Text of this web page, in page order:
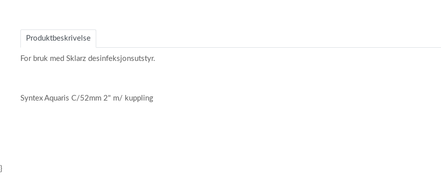
of
Produktbeskrivelse
For bruk med Sklarz desinfeksjonsutstyr.
Syntex Aquaris C/52mm 2" m/ kuppling
}